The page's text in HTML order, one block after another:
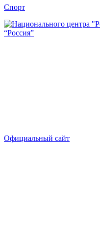
Спорт
“Россия”
Официальный сайт